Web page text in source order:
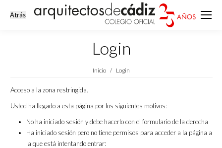
Login
Estás aquí:
Inicio Login
Acceso a la zona restringida.
Usted ha llegado a esta página por los siguientes motivos:
No ha iniciado sesión y debe hacerlo con el formulario de la derecha
Ha iniciado sesión pero no tiene permisos para acceder a la página a
la que está intentando entrar: